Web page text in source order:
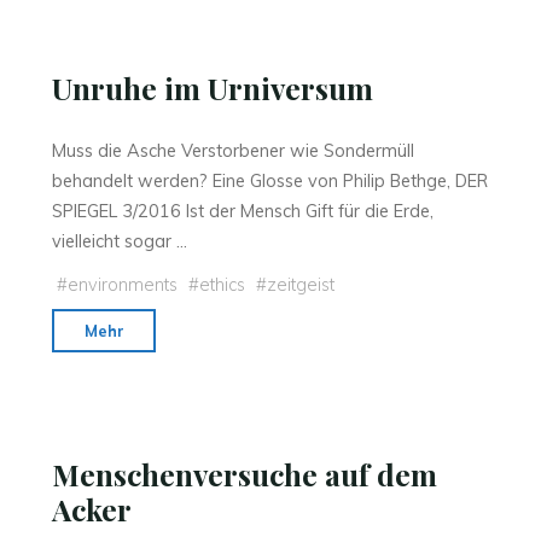
Unruhe im Urniversum
Muss die Asche Verstorbener wie Sondermüll
behandelt werden? Eine Glosse von Philip Bethge, DER
SPIEGEL 3/2016 Ist der Mensch Gift für die Erde,
vielleicht sogar …
#environments #ethics #zeitgeist
Mehr
Menschenversuche auf dem
Acker